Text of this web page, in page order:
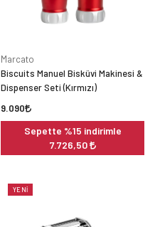
Marcato
Biscuits Manuel Bisküvi Makinesi &
Dispenser Seti (Kırmızı)
9.090
Sepette %15 indirimle
7.726,50
YENI